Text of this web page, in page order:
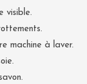
visible.
machine à laver.